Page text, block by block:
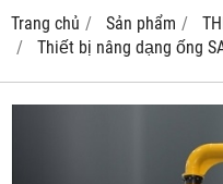
Trang chủ Sản phẩm
Thiết bị nâng dạng ống